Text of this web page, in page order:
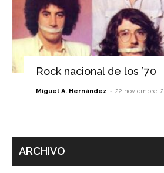
Rock nacional de los ’70
Miguel A. Hernández - 22 noviembre,
ARCHIVO